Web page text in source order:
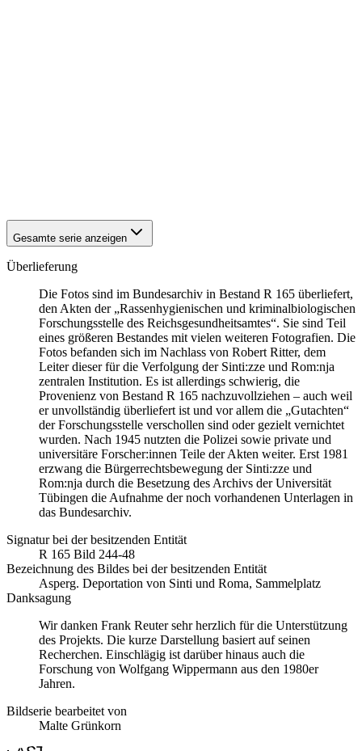
Gesamte serie anzeigen
Überlieferung
Die Fotos sind im Bundesarchiv in Bestand R 165 überliefert,
den Akten der „Rassenhygienischen und kriminalbiologischen
Forschungsstelle des Reichsgesundheitsamtes“. Sie sind Teil
eines größeren Bestandes mit vielen weiteren Fotografien. Die
Fotos befanden sich im Nachlass von Robert Ritter, dem
Leiter dieser für die Verfolgung der Sinti:zze und Rom:nja
zentralen Institution. Es ist allerdings schwierig, die
Provenienz von Bestand R 165 nachzuvollziehen – auch weil
er unvollständig überliefert ist und vor allem die „Gutachten“
der Forschungsstelle verschollen sind oder gezielt vernichtet
wurden. Nach 1945 nutzten die Polizei sowie private und
universitäre Forscher:innen Teile der Akten weiter. Erst 1981
erzwang die Bürgerrechtsbewegung der Sinti:zze und
Rom:nja durch die Besetzung des Archivs der Universität
Tübingen die Aufnahme der noch vorhandenen Unterlagen in
das Bundesarchiv.
Signatur bei der besitzenden Entität
R 165 Bild 244-48
Bezeichnung des Bildes bei der besitzenden Entität
Asperg. Deportation von Sinti und Roma, Sammelplatz
Danksagung
Wir danken Frank Reuter sehr herzlich für die Unterstützung
des Projekts. Die kurze Darstellung basiert auf seinen
Recherchen. Einschlägig ist darüber hinaus auch die
Forschung von Wolfgang Wippermann aus den 1980er
Jahren.
Bildserie bearbeitet von
Malte Grünkorn